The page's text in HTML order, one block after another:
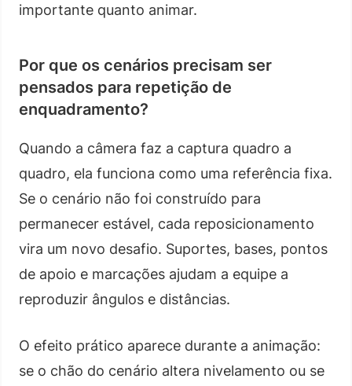
importante quanto animar.
Por que os cenários precisam ser
pensados para repetição de
enquadramento?
Quando a câmera faz a captura quadro a
quadro, ela funciona como uma referência fixa.
Se o cenário não foi construído para
permanecer estável, cada reposicionamento
vira um novo desafio. Suportes, bases, pontos
de apoio e marcações ajudam a equipe a
reproduzir ângulos e distâncias.
O efeito prático aparece durante a animação:
se o chão do cenário altera nivelamento ou se